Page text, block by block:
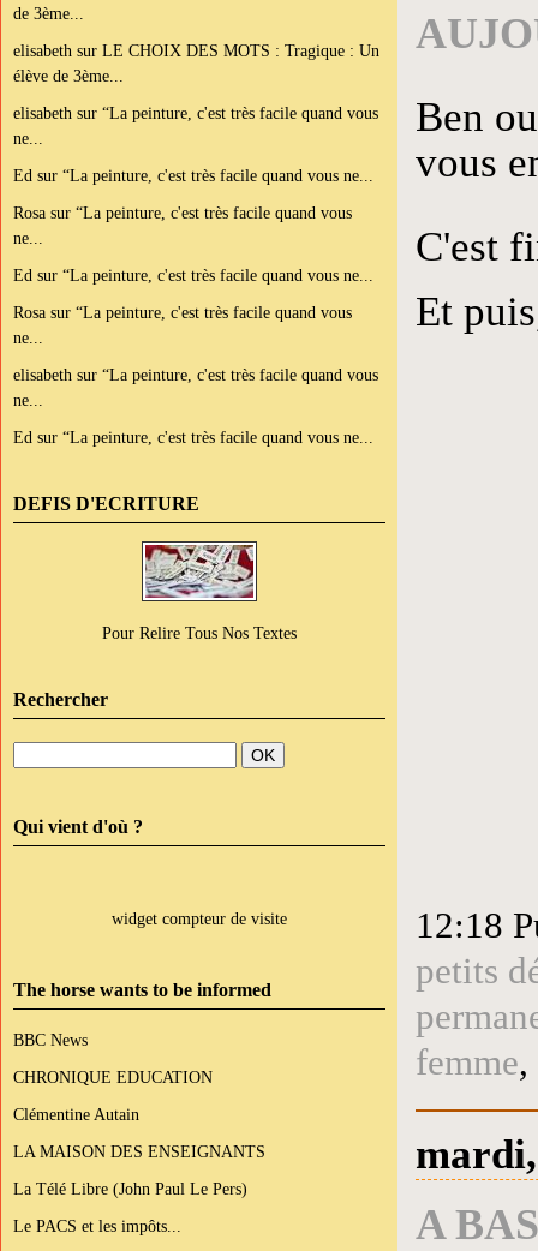
de 3ème...
elisabeth sur LE CHOIX DES MOTS : Tragique : Un
élève de 3ème...
elisabeth sur “La peinture, c'est très facile quand vous
ne...
Ed sur “La peinture, c'est très facile quand vous ne...
Rosa sur “La peinture, c'est très facile quand vous
ne...
Ed sur “La peinture, c'est très facile quand vous ne...
Rosa sur “La peinture, c'est très facile quand vous
ne...
elisabeth sur “La peinture, c'est très facile quand vous
ne...
Ed sur “La peinture, c'est très facile quand vous ne...
DEFIS D'ECRITURE
Pour Relire Tous Nos Textes
Rechercher
Qui vient d'où ?
widget compteur de visite
The horse wants to be informed
BBC News
CHRONIQUE EDUCATION
Clémentine Autain
LA MAISON DES ENSEIGNANTS
La Télé Libre (John Paul Le Pers)
Le PACS et les impôts...
Ben
vous
C'est
Et
12:18
petits
femme,
A